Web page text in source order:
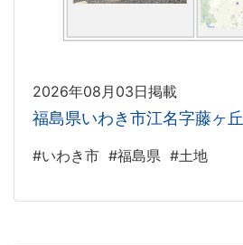
2026年08月03日掲載
福島県いわき市江名字藤ヶ丘
#いわき市 #福島県 #土地